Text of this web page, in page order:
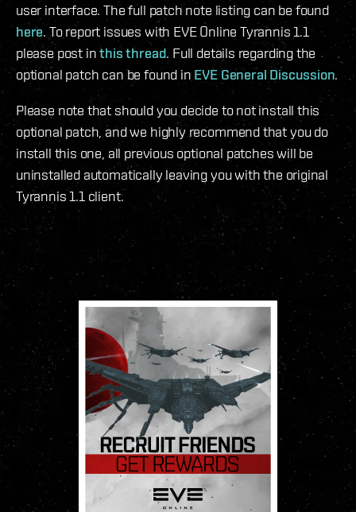
user interface. The full patch note listing can be found
here. To report issues with EVE Online Tyrannis 1.1
please post inthis thread. Full details regarding the
optional patch can be found inEVE General Discussion.
Please note that should you decide to not install this
optional patch, and we highly recommend that you do
install this one, all previous optional patches will be
uninstalled automatically leaving you with the original
Tyrannis 1.1 client.